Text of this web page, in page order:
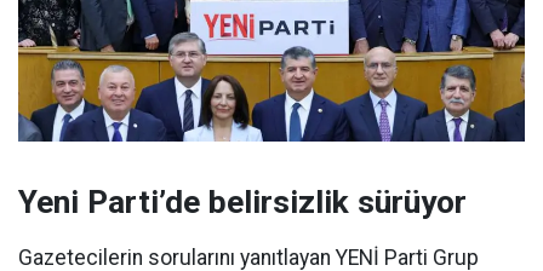
Yeni Parti’de belirsizlik sürüyor
Gazetecilerin sorularını yanıtlayan YENİ Parti Grup